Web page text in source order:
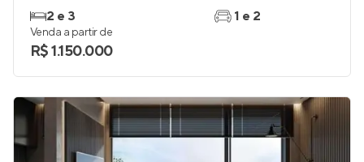
2 e 3
1 e 2
Venda a partir de
R$ 1.150.000